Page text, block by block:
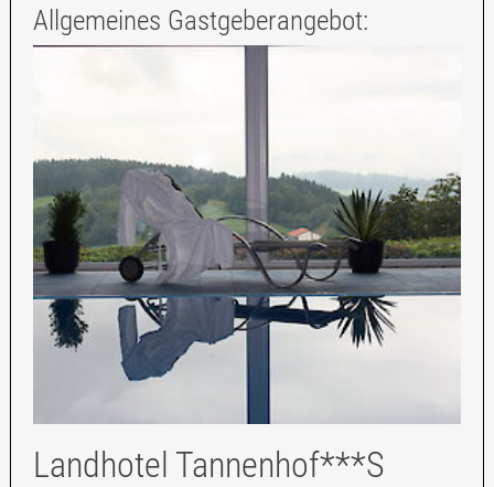
Allgemeines Gastgeberangebot:
Landhotel Tannenhof***S